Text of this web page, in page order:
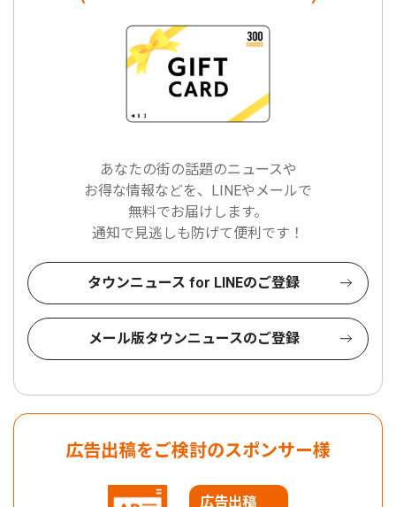
あなたの街の話題のニュースや
お得な情報などを、LINEやメールで
無料でお届けします。
通知で見逃しも防げて便利です！
タウンニュース for LINEのご登録
メール版タウンニュースのご登録
広告出稿をご検討のスポンサー様
広告出稿